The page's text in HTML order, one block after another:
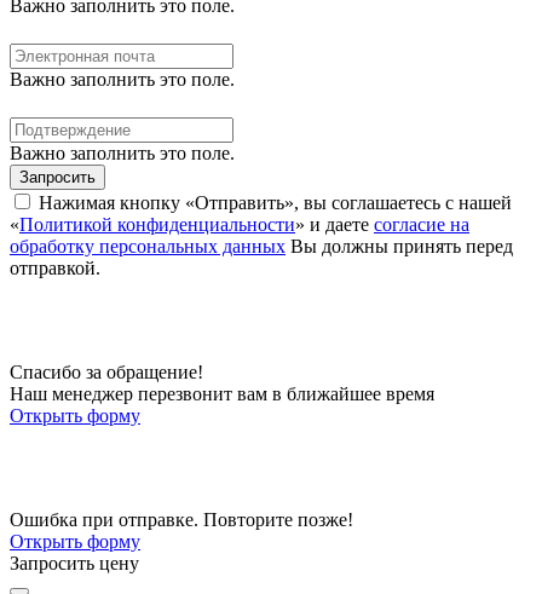
Важно заполнить это поле.
Важно заполнить это поле.
Важно заполнить это поле.
Запросить
Нажимая кнопку «Отправить», вы соглашаетесь с нашей
«Политикой конфиденциальности» и даете согласие на
обработку персональных данных Вы должны принять перед
отправкой.
Спасибо за обращение!
Наш менеджер перезвонит вам в ближайшее время
Открыть форму
Ошибка при отправке. Повторите позже!
Открыть форму
Запросить цену